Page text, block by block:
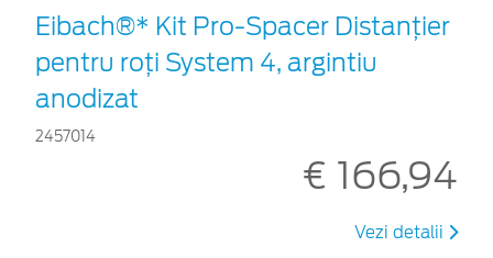
Eibach®* Kit Pro-Spacer Distanțier
pentru roți System 4, argintiu
anodizat
2457014
€ 166,94
Vezi detalii